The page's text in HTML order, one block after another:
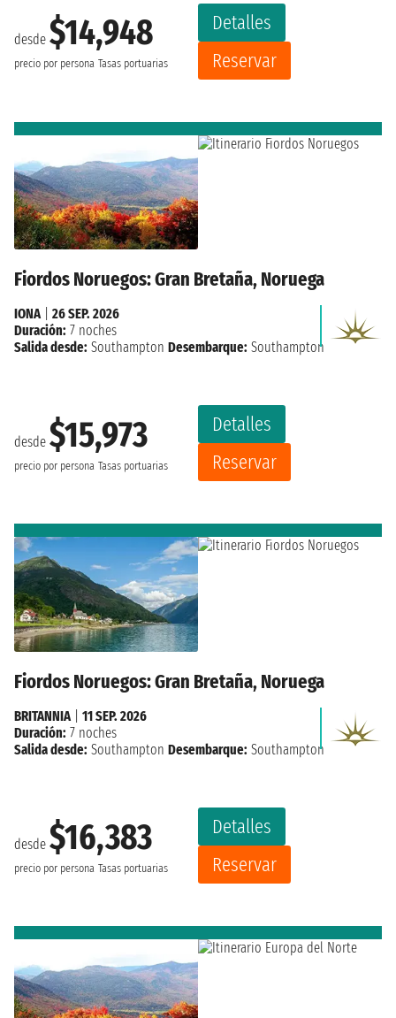
desde $14,948
precio por persona Tasas portuarias
Detalles
Reservar
Fiordos Noruegos: Gran Bretaña, Noruega
desde $15,973
precio por persona Tasas portuarias
Detalles
Reservar
IONA| 26 SEP. 2026
Duración: 7 noches
Salida desde: Southampton Desembarque: Southampton
Fiordos Noruegos: Gran Bretaña, Noruega
desde $16,383
precio por persona Tasas portuarias
Detalles
Reservar
BRITANNIA| 11 SEP. 2026
Duración: 7 noches
Salida desde: Southampton Desembarque: Southampton